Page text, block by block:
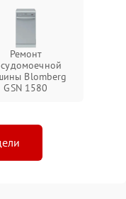
Ремонт
Blomberg
GSN 1580